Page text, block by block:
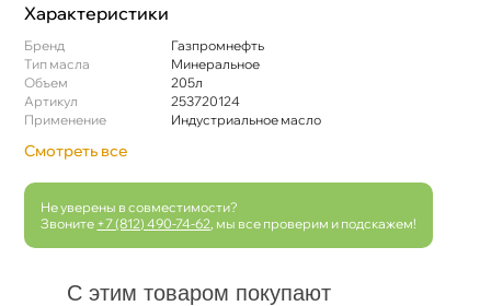
Характеристики
Бренд
Газпромнефть
Тип масла
Минеральное
Объем
205л
Артикул
253720124
Применение
Индустриальное масло
Смотреть все
Не уверены в совместимости?
Звоните +7 (812) 490-74-62 , мы все проверим и подскажем!
С этим товаром покупают